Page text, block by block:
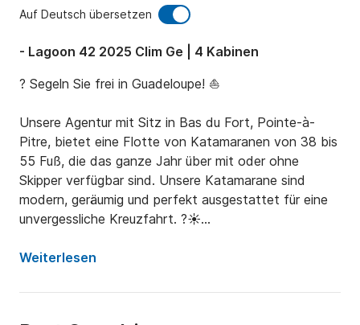
Auf Deutsch übersetzen
- Lagoon 42 2025 Clim Ge | 4 Kabinen
? Segeln Sie frei in Guadeloupe! ⛵
Unsere Agentur mit Sitz in Bas du Fort, Pointe-à-
Pitre, bietet eine Flotte von Katamaranen von 38 bis
55 Fuß, die das ganze Jahr über mit oder ohne
Skipper verfügbar sind. Unsere Katamarane sind
modern, geräumig und perfekt ausgestattet für eine
unvergessliche Kreuzfahrt. ?☀️
? Lagoon 42 – Die perfekte Balance zwischen
Weiterlesen